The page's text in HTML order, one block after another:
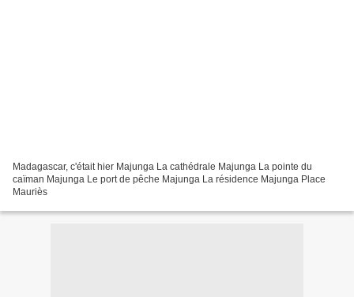
Madagascar, c'était hier Majunga La cathédrale Majunga La pointe du
caïman Majunga Le port de pêche Majunga La résidence Majunga Place
Mauriès